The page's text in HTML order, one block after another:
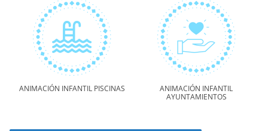
ANIMACIÓN INFANTIL PISCINAS
ANIMACIÓN INFANTIL
AYUNTAMIENTOS